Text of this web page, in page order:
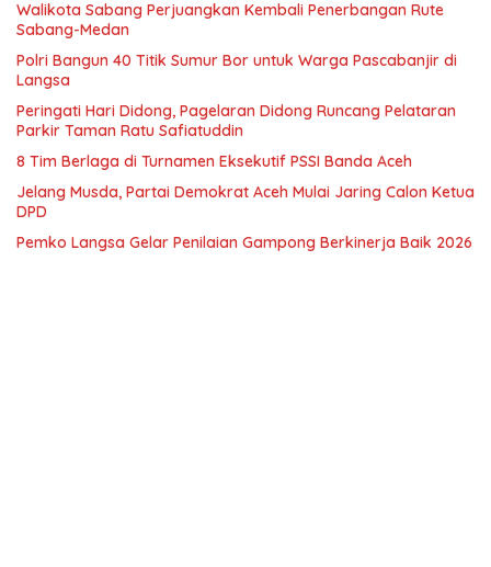
Walikota Sabang Perjuangkan Kembali Penerbangan Rute
Sabang-Medan
Polri Bangun 40 Titik Sumur Bor untuk Warga Pascabanjir di
Langsa
Peringati Hari Didong, Pagelaran Didong Runcang Pelataran
Parkir Taman Ratu Safiatuddin
8 Tim Berlaga di Turnamen Eksekutif PSSI Banda Aceh
Jelang Musda, Partai Demokrat Aceh Mulai Jaring Calon Ketua
DPD
Pemko Langsa Gelar Penilaian Gampong Berkinerja Baik 2026